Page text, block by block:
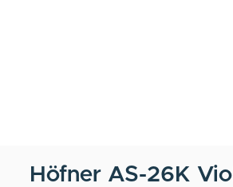
Höfner AS-26K